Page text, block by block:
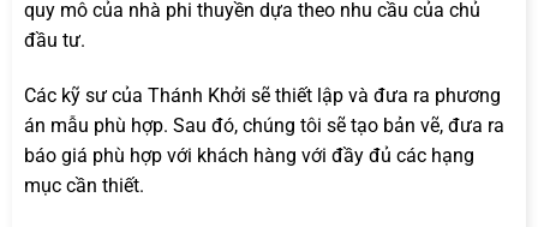
quy mô của nhà phi thuyền dựa theo nhu cầu của chủ
đầu tư.
Các kỹ sư của Thánh Khởi sẽ thiết lập và đưa ra phương
án mẫu phù hợp. Sau đó, chúng tôi sẽ tạo bản vẽ, đưa ra
báo giá phù hợp với khách hàng với đầy đủ các hạng
mục cần thiết.